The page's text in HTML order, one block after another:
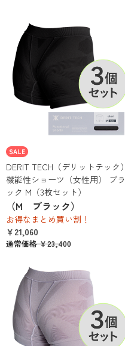
DERIT TECH（デリットテック）
機能性ショーツ（女性用） ブラ
ック M（3枚セット）
（M ブラック）
お得なまとめ買い割！
￥21,060
通常価格 ￥23,400